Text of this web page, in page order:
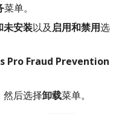
菜单。
未安装以及 启用和禁用选
Pro Fraud Prevention
然后选择卸载菜单。